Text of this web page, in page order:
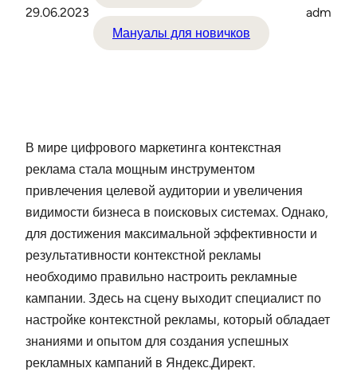
29.06.2023
Мануалы для новичков
adm
В мире цифрового маркетинга контекстная
реклама стала мощным инструментом
привлечения целевой аудитории и увеличения
видимости бизнеса в поисковых системах. Однако,
для достижения максимальной эффективности и
результативности контекстной рекламы
необходимо правильно настроить рекламные
кампании. Здесь на сцену выходит специалист по
настройке контекстной рекламы, который обладает
знаниями и опытом для создания успешных
рекламных кампаний в Яндекс.Директ.